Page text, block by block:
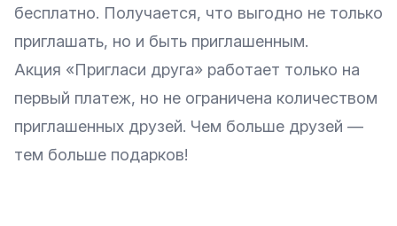
бесплатно. Получается, что выгодно не только
приглашать, но и быть приглашенным.
Акция «Пригласи друга» работает только на
первый платеж, но не ограничена количеством
приглашенных друзей. Чем больше друзей —
тем больше подарков!